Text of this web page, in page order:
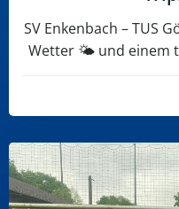
SV Enkenbach – TUS
Wetter 🌤️ und einem